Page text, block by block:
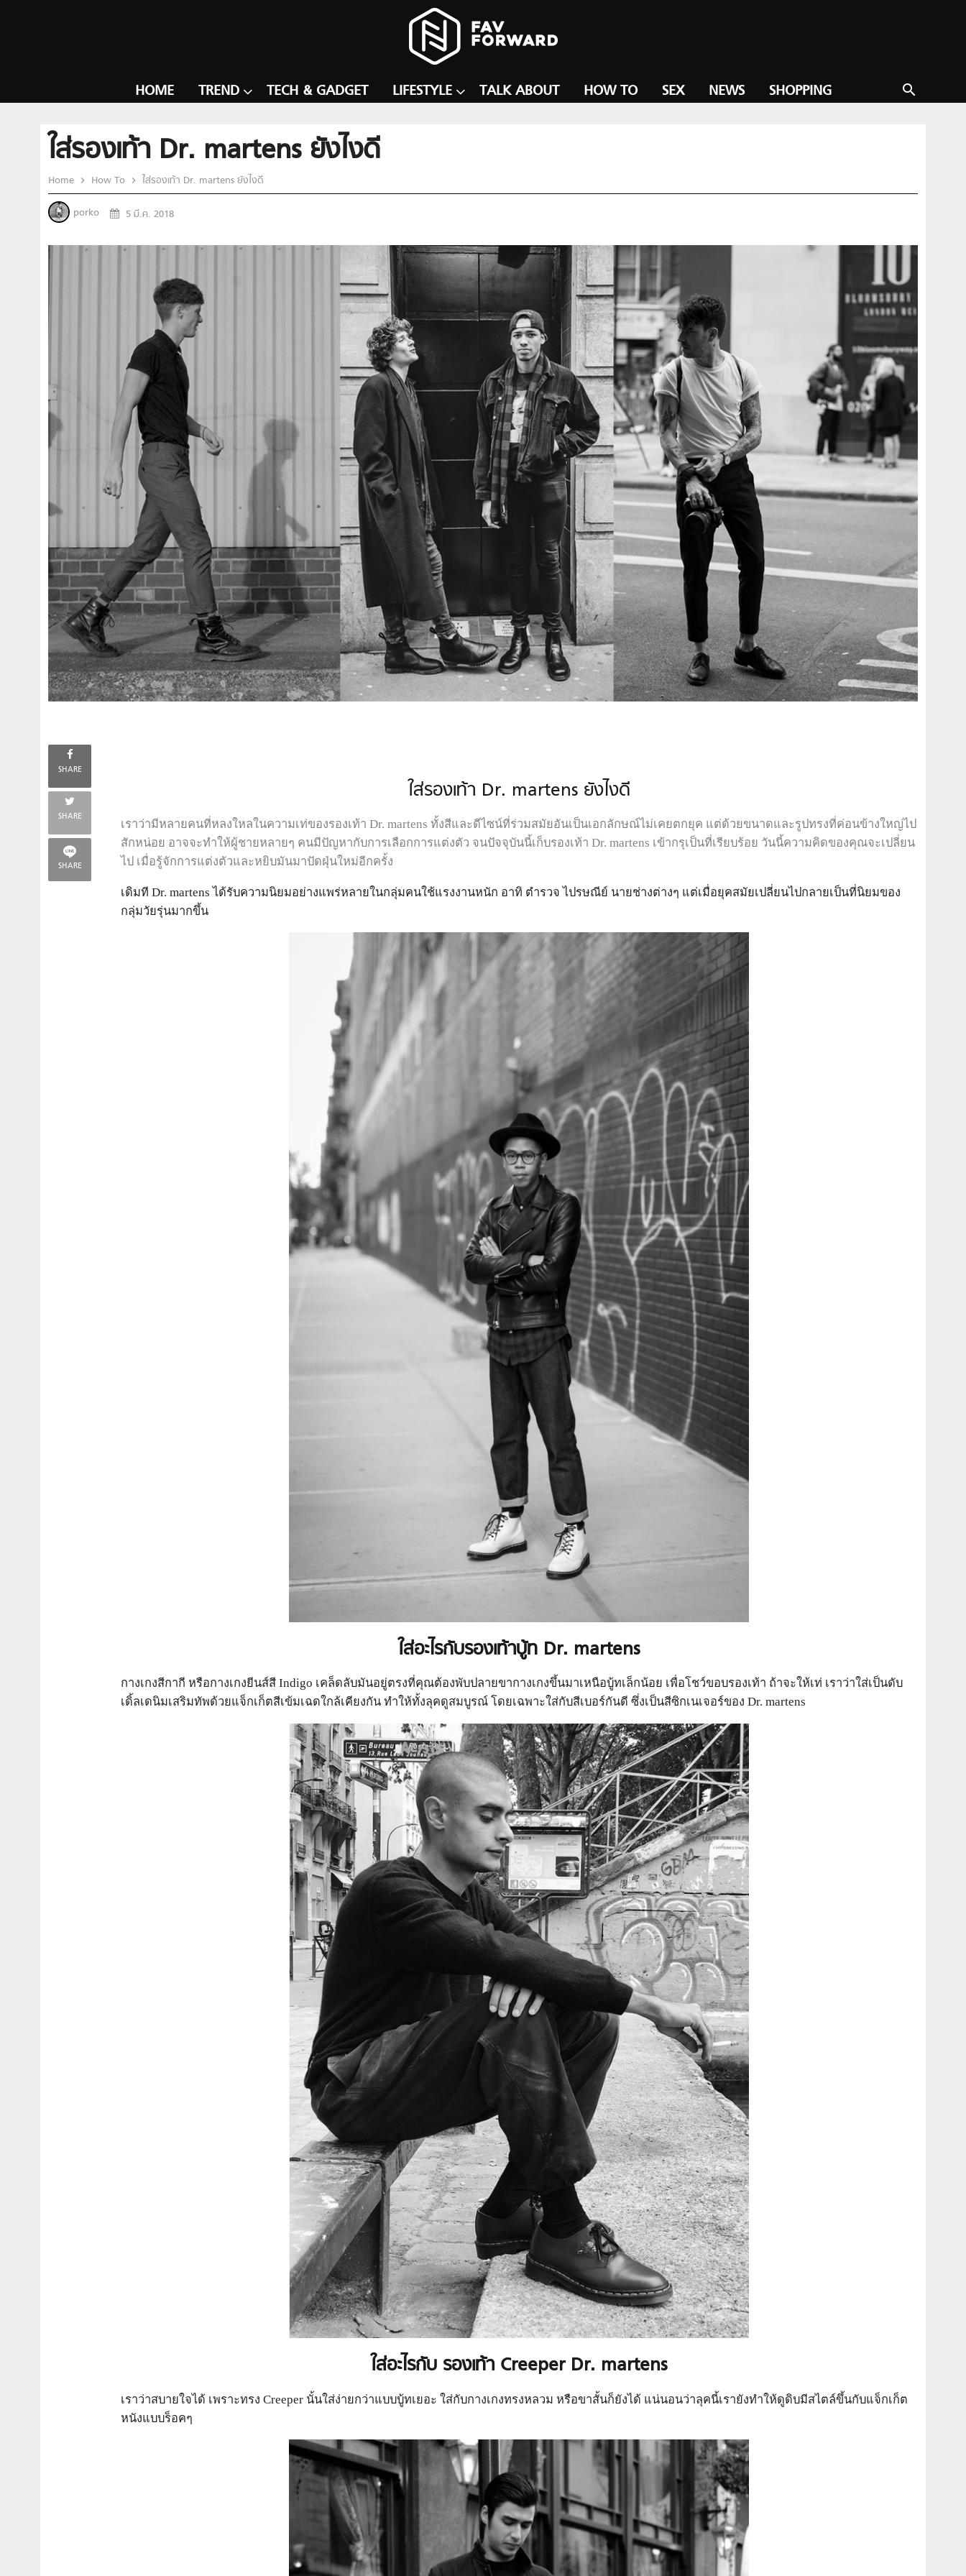
search
HOME TREND TECH & GADGET LIFESTYLE TALK ABOUT HOW TO SEX NEWS SHOPPING
ใส่รองเท้า Dr. martens ยังไงดี
Home How To ใส่รองเท้า Dr. martens ยังไงดี
porko 5 มี.ค. 2018
SHARE
SHARE
SHARE
ใส่รองเท้า Dr. martens ยังไงดี
เราว่ามีหลายคนที่หลงใหลในความเท่ของรองเท้า Dr. martens ทั้งสีและดีไซน์ที่ร่วมสมัยอันเป็นเอกลักษณ์ไม่เคยตกยุค แต่ด้วยขนาดและรูปทรงที่ค่อนข้างใหญ่ไป
สักหน่อย อาจจะทำให้ผู้ชายหลายๆ คนมีปัญหากับการเลือกการแต่งตัว จนปัจจุบันนี้เก็บรองเท้า Dr. martens เข้ากรุเป็นที่เรียบร้อย วันนี้ความคิดของคุณจะเปลี่ยน
ไป เมื่อรู้จักการแต่งตัวและหยิบมันมาปัดฝุ่นใหม่อีกครั้ง
เดิมที Dr. martens ได้รับความนิยมอย่างแพร่หลายในกลุ่มคนใช้แรงงานหนัก อาทิ ตำรวจ ไปรษณีย์ นายช่างต่างๆ แต่เมื่อยุคสมัยเปลี่ยนไปกลายเป็นที่นิยมของ
กลุ่มวัยรุ่นมากขึ้น
ใส่อะไรกับรองเท้าบู้ท Dr. martens
กางเกงสีกากี หรือกางเกงยีนส์สี Indigo เคล็ดลับมันอยู่ตรงที่คุณต้องพับปลายขากางเกงขึ้นมาเหนือบู้ทเล็กน้อย เพื่อโชว์ขอบรองเท้า ถ้าจะให้เท่ เราว่าใส่เป็นดับ
เดิ้ลเดนิมเสริมทัพด้วยแจ็กเก็ตสีเข้มเฉดใกล้เคียงกัน ทำให้ทั้งลุคดูสมบูรณ์ โดยเฉพาะใส่กับสีเบอร์กันดี ซึ่งเป็นสีซิกเนเจอร์ของ Dr. martens
ใส่อะไรกับ รองเท้า CreeperDr. martens
เราว่าสบายใจได้ เพราะทรง Creeper นั้นใส่ง่ายกว่าแบบบู้ทเยอะ ใส่กับกางเกงทรงหลวม หรือขาสั้นก็ยังได้ แน่นอนว่าลุคนี้เรายังทำให้ดูดิบมีสไตล์ขึ้นกับแจ็กเก็ต
หนังแบบร็อคๆ